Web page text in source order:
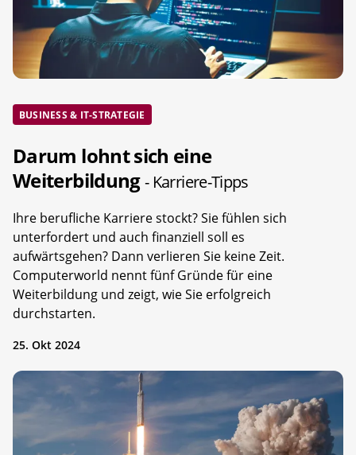
BUSINESS & IT-STRATEGIE
Darum lohnt sich eine
Weiterbildung- Karriere-Tipps
Ihre berufliche Karriere stockt? Sie fühlen sich
unterfordert und auch finanziell soll es
aufwärtsgehen? Dann verlieren Sie keine Zeit.
Computerworld nennt fünf Gründe für eine
Weiterbildung und zeigt, wie Sie erfolgreich
durchstarten.
25. Okt 2024